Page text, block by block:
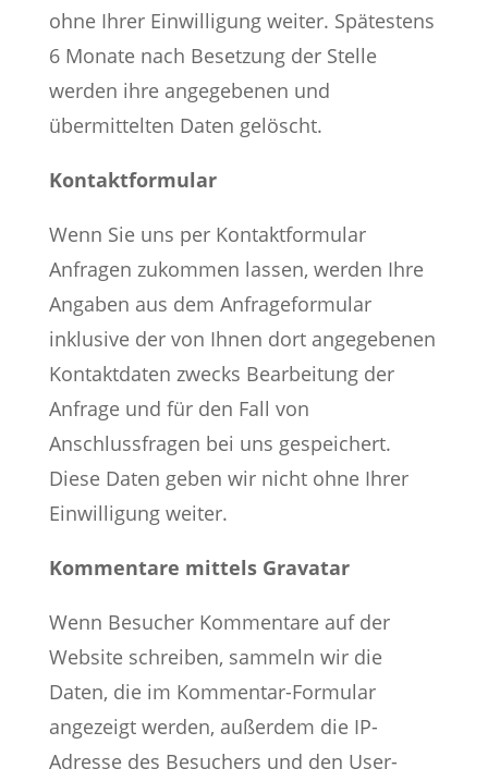
ohne Ihrer Einwilligung weiter. Spätestens
6 Monate nach Besetzung der Stelle
werden ihre angegebenen und
übermittelten Daten gelöscht.
Kontaktformular
Wenn Sie uns per Kontaktformular
Anfragen zukommen lassen, werden Ihre
Angaben aus dem Anfrageformular
inklusive der von Ihnen dort angegebenen
Kontaktdaten zwecks Bearbeitung der
Anfrage und für den Fall von
Anschlussfragen bei uns gespeichert.
Diese Daten geben wir nicht ohne Ihrer
Einwilligung weiter.
Kommentare mittels Gravatar
Wenn Besucher Kommentare auf der
Website schreiben, sammeln wir die
Daten, die im Kommentar-Formular
angezeigt werden, außerdem die IP-
Adresse des Besuchers und den User-